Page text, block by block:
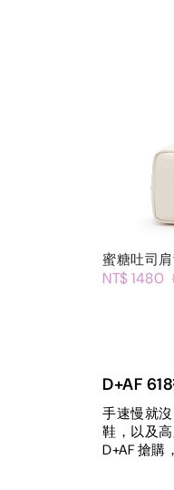
蜜糖吐司
NT$ 1480
D+AF
手速慢就
鞋，以及
D+AF 搶購